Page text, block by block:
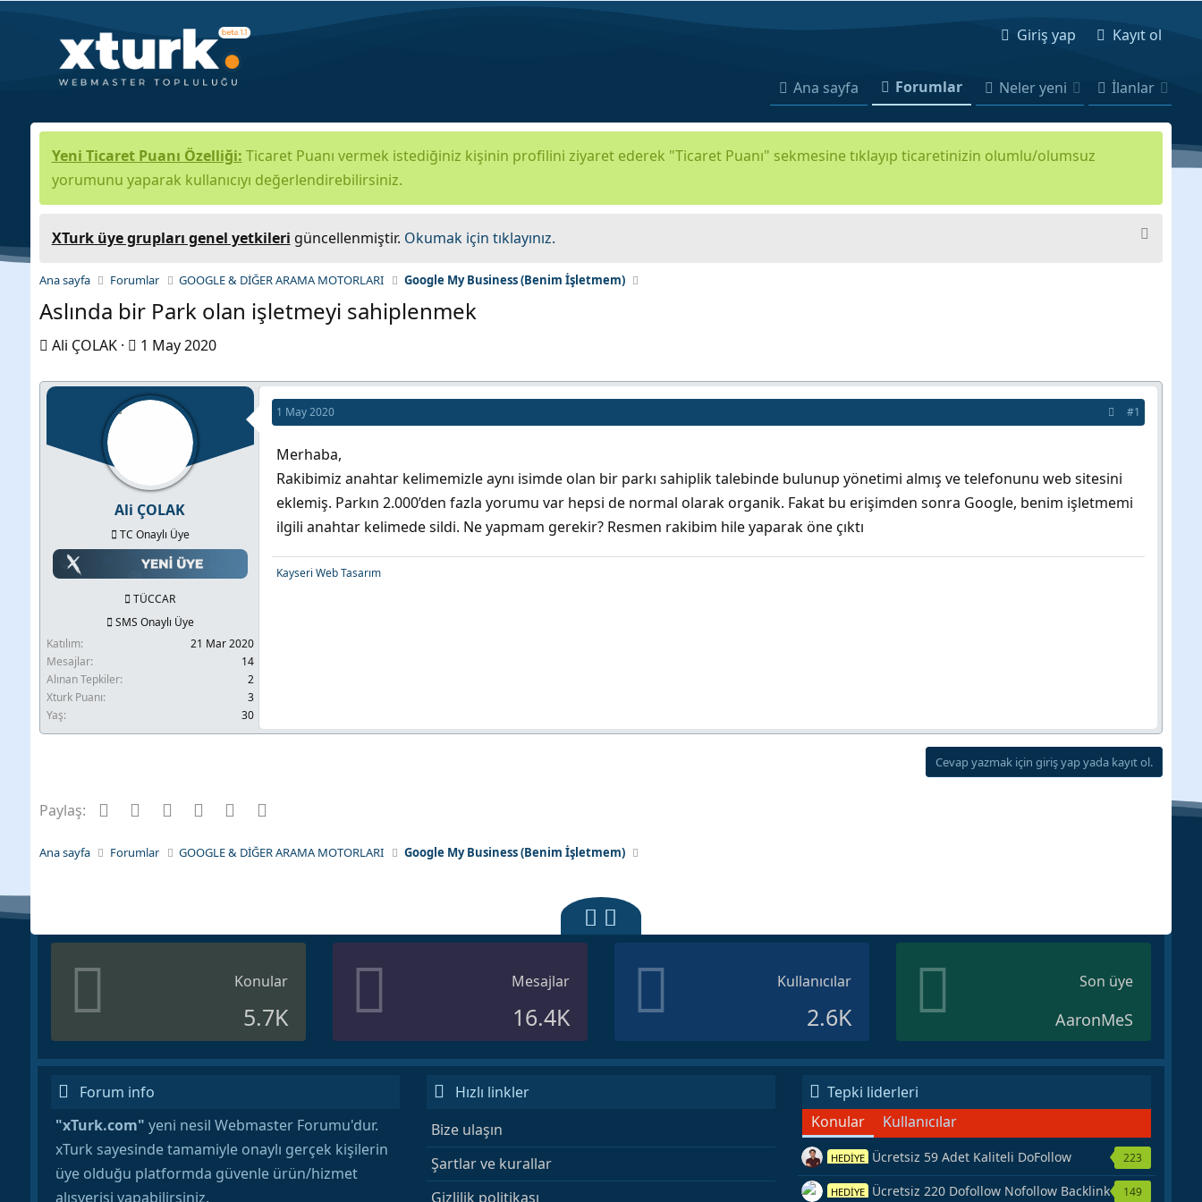
Giriş yap Kayıt ol
Ana sayfa Forumlar Neler yeni İlanlar
Yeni Ticaret Puanı Özelliği: Ticaret Puanı vermek istediğiniz kişinin profilini ziyaret ederek "Ticaret Puanı" sekmesine tıklayıp ticaretinizin olumlu/olumsuz
yorumunu yaparak kullanıcıyı değerlendirebilirsiniz.
XTurk üye grupları genel yetkileri güncellenmiştir. Okumak için tıklayınız.
Ana sayfa Forumlar GOOGLE & DİĞER ARAMA MOTORLARI Google My Business (Benim İşletmem)
Aslında bir Park olan işletmeyi sahiplenmek
K
n
u
ş
a
n
Ali ÇOLAK
B
ş
g
ı
ç
t
1 May 2020
Ali ÇOLAK
TC Onaylı Üye
TÜCCAR
SMS Onaylı Üye
Katılım
21 Mar 2020
Mesajlar
14
Alınan Tepkiler
2
Xturk Puanı
3
Yaş
30
1 May 2020 #1
Merhaba,
Rakibimiz anahtar kelimemizle aynı isimde olan bir parkı sahiplik talebinde bulunup yönetimi almış ve telefonunu web sitesini
eklemiş. Parkın 2.000’den fazla yorumu var hepsi de normal olarak organik. Fakat bu erişimden sonra Google, benim işletmemi
ilgili anahtar kelimede sildi. Ne yapmam gerekir? Resmen rakibim hile yaparak öne çıktı
Kayseri Web Tasarım
Cevap yazmak için giriş yap yada kayıt ol.
Paylaş: Facebook
TwitterPinterest
TumblrWhatsApp
Ana sayfa Forumlar GOOGLE & DİĞER ARAMA MOTORLARI Google My Business (Benim İşletmem)
Konular
5.7K
Mesajlar
16.4K
Kullanıcılar
2.6K
Son üye
AaronMeS
Forum info
"xTurk.com" yeni nesil Webmaster Forumu'dur.
xTurk sayesinde tamamiyle onaylı gerçek kişilerin
üye olduğu platformda güvenle ürün/hizmet
alışverişi yapabilirsiniz.
Hızlı linkler
Bize ulaşın
Şartlar ve kurallar
Gizlilik politikası
Tepki liderleri
Konular
Kullanıcılar
HEDİYE Ücretsiz 59 Adet Kaliteli DoFollow
Backlink Kaynağı Veriyorum.
223
HEDİYE Ücretsiz 220 Dofollow Nofollow Backlink 149